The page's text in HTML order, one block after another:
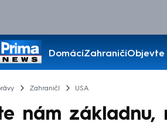
DomácíZahraničíObjevte
Pořady
Zahraničí USA
nám základnu,